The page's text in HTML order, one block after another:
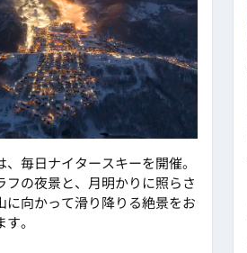
毎日ナイタースキーを開催。
フの夜景と、月明かりに照らさ
に向かって滑り降りる絶景をお
。